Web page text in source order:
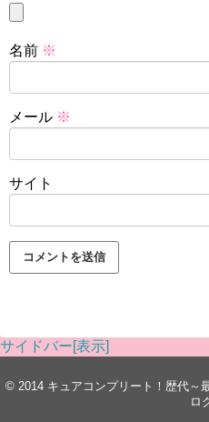
相当な実力が無いと、こうは
関連記事
記事の続
美山加恋は子役時代はか
名前 ※
メール ※
サイト
サイドバー[表示]
© 2014 キュアコンプリート！歴代～
ロ